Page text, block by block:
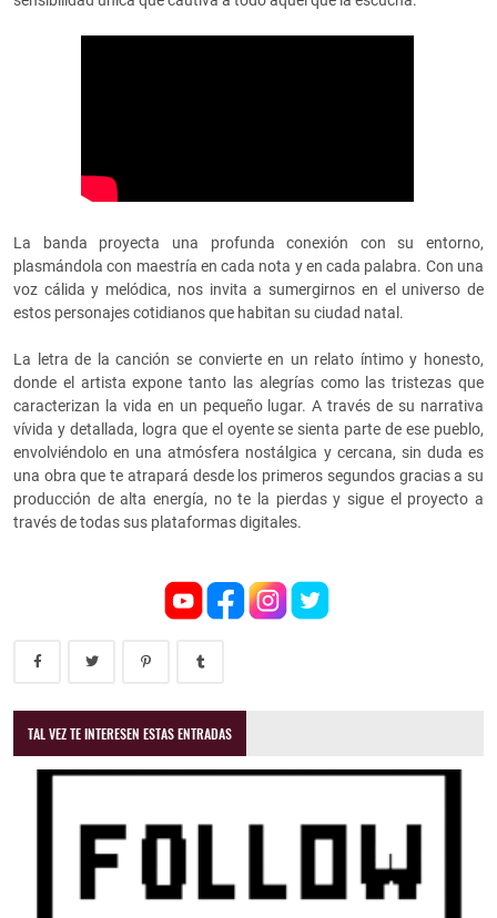
La banda proyecta una profunda conexión con su entorno,
plasmándola con maestría en cada nota y en cada palabra. Con una
voz cálida y melódica, nos invita a sumergirnos en el universo de
estos personajes cotidianos que habitan su ciudad natal.
La letra de la canción se convierte en un relato íntimo y honesto,
donde el artista expone tanto las alegrías como las tristezas que
caracterizan la vida en un pequeño lugar. A través de su narrativa
vívida y detallada, logra que el oyente se sienta parte de ese pueblo,
envolviéndolo en una atmósfera nostálgica y cercana, sin duda es
una obra que te atrapará desde los primeros segundos gracias a su
producción de alta energía, no te la pierdas y sigue el proyecto a
través de todas sus plataformas digitales.
TAL VEZ TE INTERESEN ESTAS ENTRADAS